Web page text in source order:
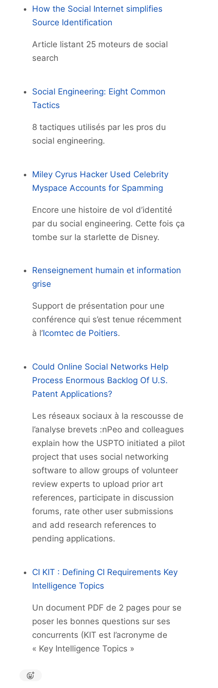
How the Social Internet simplifies
Source Identification
Article listant 25 moteurs de social
search
Social Engineering: Eight Common
Tactics
8 tactiques utilisés par les pros du
social engineering.
Miley Cyrus Hacker Used Celebrity
Myspace Accounts for Spamming
Encore une histoire de vol d’identité
par du social engineering. Cette fois ça
tombe sur la starlette de Disney.
Renseignement humain et information
grise
Support de présentation pour une
conférence qui s’est tenue récemment
à l’Icomtec de Poitiers.
Could Online Social Networks Help
Process Enormous Backlog Of U.S.
Patent Applications?
Les réseaux sociaux à la rescousse de
l’analyse brevets :nPeo and colleagues
explain how the USPTO initiated a pilot
project that uses social networking
software to allow groups of volunteer
review experts to upload prior art
references, participate in discussion
forums, rate other user submissions
and add research references to
pending applications.
CI KIT : Defining CI Requirements Key
Intelligence Topics
Un document PDF de 2 pages pour se
poser les bonnes questions sur ses
concurrents (KIT est l’acronyme de
« Key Intelligence Topics »